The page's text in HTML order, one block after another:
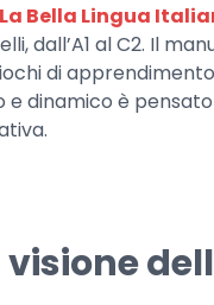
La Bella Lingua
dall’A1 al C2. Il
di
e dinamico è
visione